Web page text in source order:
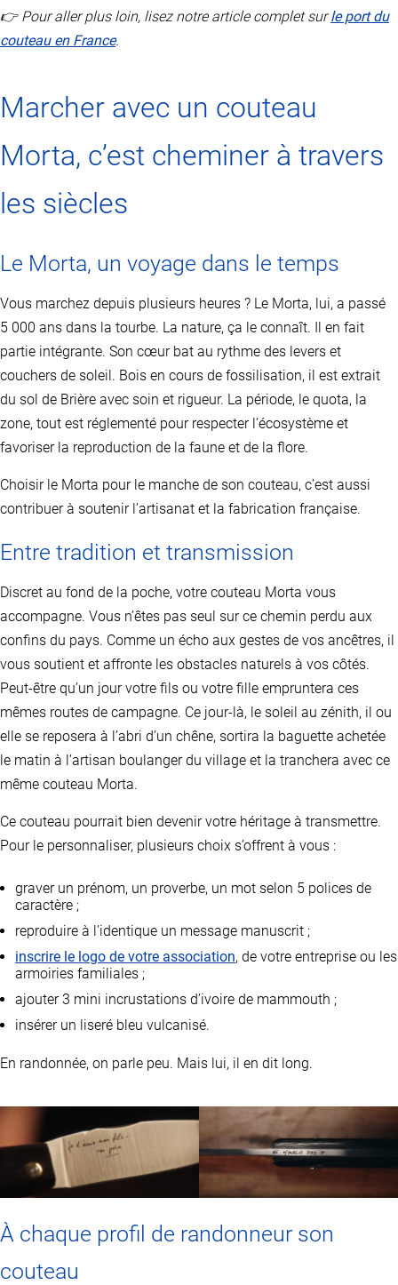
👉 Pour aller plus loin, lisez notre article complet surle port du
couteau en France.
Marcher avec un couteau
Morta, c’est cheminer à travers
les siècles
Le Morta, un voyage dans le temps
Vous marchez depuis plusieurs heures ? Le Morta, lui, a passé
5 000 ans dans la tourbe. La nature, ça le connaît. Il en fait
partie intégrante. Son cœur bat au rythme des levers et
couchers de soleil. Bois en cours de fossilisation, il est extrait
du sol de Brière avec soin et rigueur. La période, le quota, la
zone, tout est réglementé pour respecter l’écosystème et
favoriser la reproduction de la faune et de la flore.
Choisir le Morta pour le manche de son couteau, c’est aussi
contribuer à soutenir l’artisanat et la fabrication française.
Entre tradition et transmission
Discret au fond de la poche, votre couteau Morta vous
accompagne. Vous n’êtes pas seul sur ce chemin perdu aux
confins du pays. Comme un écho aux gestes de vos ancêtres, il
vous soutient et affronte les obstacles naturels à vos côtés.
Peut-être qu’un jour votre fils ou votre fille empruntera ces
mêmes routes de campagne. Ce jour-là, le soleil au zénith, il ou
elle se reposera à l’abri d’un chêne, sortira la baguette achetée
le matin à l’artisan boulanger du village et la tranchera avec ce
même couteau Morta.
Ce couteau pourrait bien devenir votre héritage à transmettre.
Pour le personnaliser, plusieurs choix s’offrent à vous :
graver un prénom, un proverbe, un mot selon 5 polices de
caractère ;
reproduire à l’identique un message manuscrit ;
inscrire le logo de votre association, de votre entreprise ou les
armoiries familiales ;
ajouter 3 mini incrustations d’ivoire de mammouth ;
insérer un liseré bleu vulcanisé.
En randonnée, on parle peu. Mais lui, il en dit long.
À chaque profil de randonneur son
couteau